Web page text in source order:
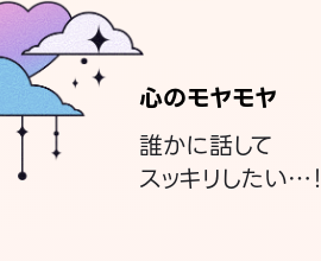
心のモヤモヤ
誰かに話して
スッキリしたい…！